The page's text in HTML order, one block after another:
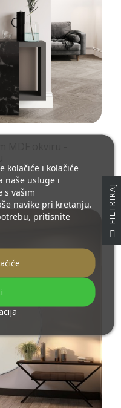
kolačiće i kolačiće
naše usluge i
s vašim
navike pri kretanju.
pritisnite
J